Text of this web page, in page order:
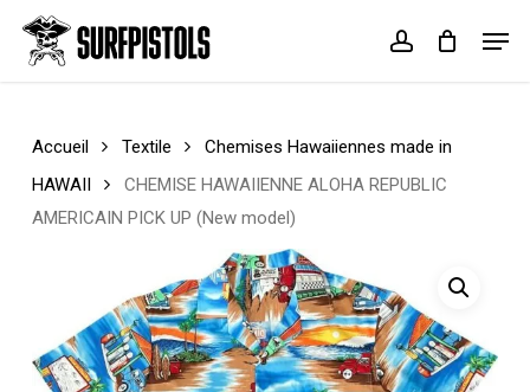
main
account
Cart Close
Accueil Textile
Chemises Hawaiiennes made in
HAWAII
CHEMISE HAWAIIENNE ALOHA REPUBLIC
AMERICAIN PICK UP (New model)